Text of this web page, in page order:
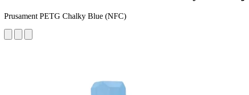
Prusament PETG Chalky Blue (NFC)